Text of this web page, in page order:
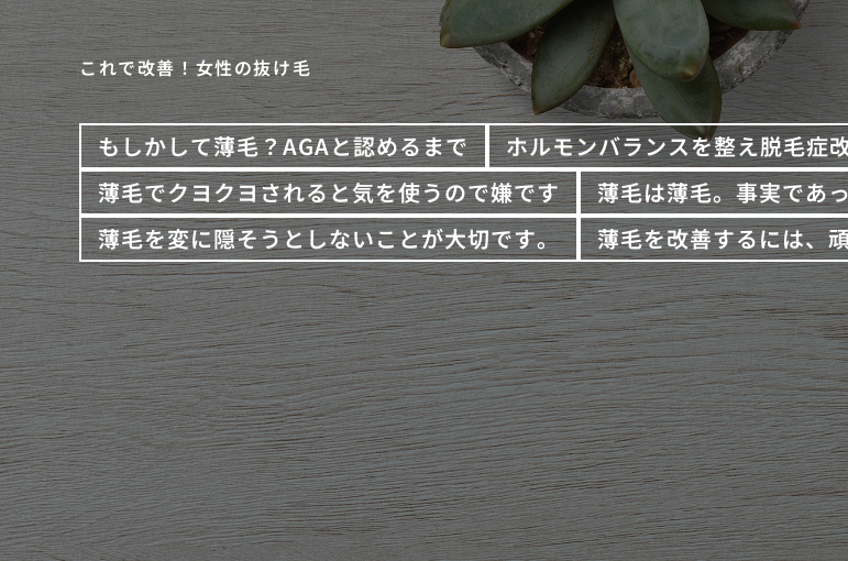
これで改善！女性の抜け毛
もしかして薄毛？AGAと認めるまで ホルモンバランスを整え脱毛症
薄毛でクヨクヨされると気を使うので嫌です
薄毛は薄毛。事実であ
薄毛を変に隠そうとしないことが大切です。
薄毛を改善するには、